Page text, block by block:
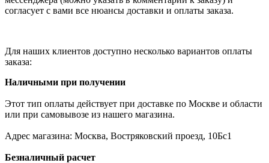
согласует с вами все нюансы доставки и оплаты заказа.
Для наших клиентов доступно несколько вариантов оплаты
заказа:
Наличными при получении
Этот тип оплаты действует при доставке по Москве и области
или при самовывозе из нашего магазина.
Адрес магазина: Москва, Востряковский проезд, 10Бс1
Безналичный расчет